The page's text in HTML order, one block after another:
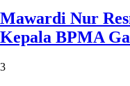
Mawardi Nur
Kepala BPMA
3